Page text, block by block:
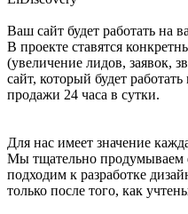
Ваш сайт будет работать на
В проекте ставятся
(увеличение лидов, заявок,
сайт, который будет
продажи 24 часа в сутки.
Для нас имеет значение
Мы тщательно продумываем
подходим к разработке
только после того, как